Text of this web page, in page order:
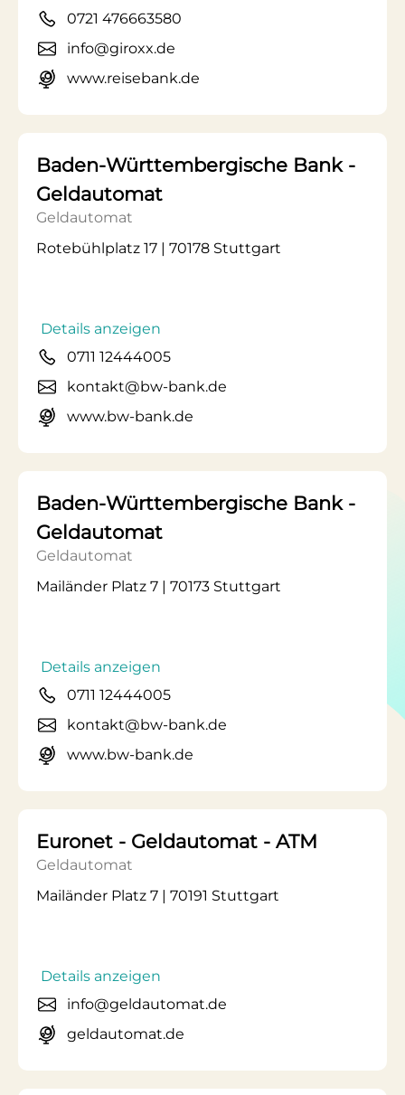
0721 476663580
info@giroxx.de
www.reisebank.de
Baden-Württembergische Bank -
Geldautomat
Geldautomat
Rotebühlplatz 17 | 70178 Stuttgart
Details anzeigen
0711 12444005
kontakt@bw-bank.de
www.bw-bank.de
Baden-Württembergische Bank -
Geldautomat
Geldautomat
Mailänder Platz 7 | 70173 Stuttgart
Details anzeigen
0711 12444005
kontakt@bw-bank.de
www.bw-bank.de
Euronet - Geldautomat - ATM
Geldautomat
Mailänder Platz 7 | 70191 Stuttgart
Details anzeigen
info@geldautomat.de
geldautomat.de